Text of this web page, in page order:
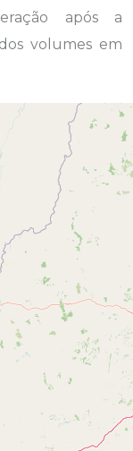
após a
volumes em